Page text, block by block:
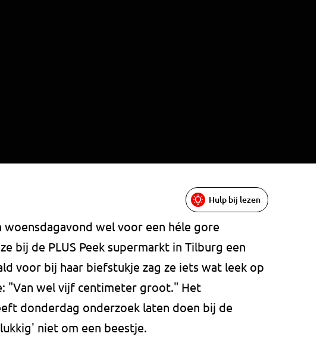
Hulp bij lezen
woensdagavond wel voor een héle gore
bij de PLUS Peek supermarkt in Tilburg een
voor bij haar biefstukje zag ze iets wat leek op
"Van wel vijf centimeter groot." Het
donderdag onderzoek laten doen bij de
niet om een beestje.